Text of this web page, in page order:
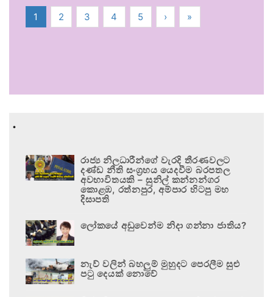
1 2 3 4 5 › »
.
රාජ්‍ය නිලධාරීන්ගේ වැරදි තීරණවලට
දණ්ඩ නීති සංග්‍රහය යෙදවීම බරපතල
අවභාවිතයකි – සුනිල් කන්නන්ගර
කොළඹ, රත්නපුර, අම්පාර හිටපු මහ
දිසාපති
ලෝකයේ අඩුවෙන්ම නිදා ගන්නා ජාතිය?
නැව් වලින් බහලුම් මුහුදට පෙරලීම සුළු
පටු දෙයක් නොවේ